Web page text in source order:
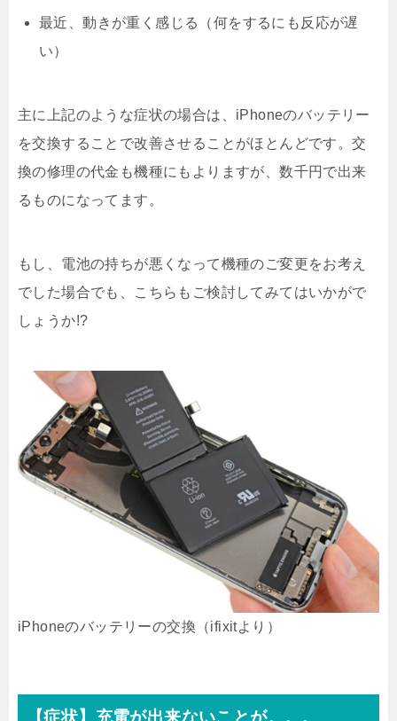
最近、動きが重く感じる（何をするにも反応が遅
い）
主に上記のような症状の場合は、iPhoneのバッテリー
を交換することで改善させることがほとんどです。交
換の修理の代金も機種にもよりますが、数千円で出来
るものになってます。
もし、電池の持ちが悪くなって機種のご変更をお考え
でした場合でも、こちらもご検討してみてはいかがで
しょうか!?
iPhoneのバッテリーの交換（ifixitより）